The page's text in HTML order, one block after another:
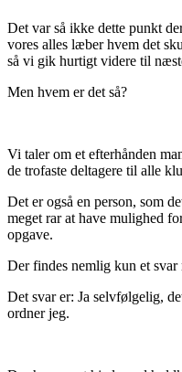
Det var så ikke dette punkt
vores alles læber hvem det
så vi gik hurtigt videre til
Men hvem er det så?
Vi taler om et efterhånden
de trofaste deltagere til alle
Det er også en person, som
meget rar at have mulighed
opgave.
Der findes nemlig kun et svar
Det svar er: Ja selvfølgelig,
ordner jeg.